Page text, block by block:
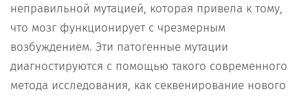
неправильной мутацией, которая привела к тому,
что мозг функционирует с чрезмерным
возбуждением. Эти патогенные мутации
диагностируются с помощью такого современного
метода исследования, как секвенирование нового